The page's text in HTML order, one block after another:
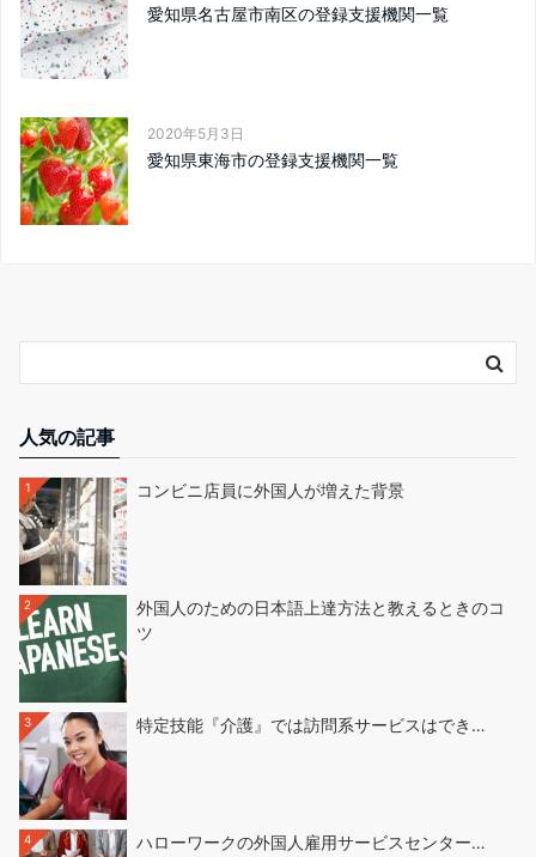
愛知県名古屋市南区の登録支援機関一覧
2020年5月3日
愛知県東海市の登録支援機関一覧
人気の記事
1 コンビニ店員に外国人が増えた背景
2
外国人のための日本語上達方法と教えるときのコ
ツ
3 特定技能『介護』では訪問系サービスはでき…
4 ハローワークの外国人雇用サービスセンター…